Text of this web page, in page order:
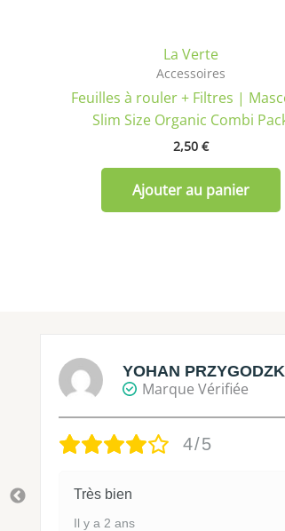
La Verte
Accessoires
Feuilles à rouler + Filtres |
Slim Size Organic Combi
2,50 €
Ajouter au panier
YOHAN
Marque Vérifiée
4/5
Très bien
Il y a 2 ans